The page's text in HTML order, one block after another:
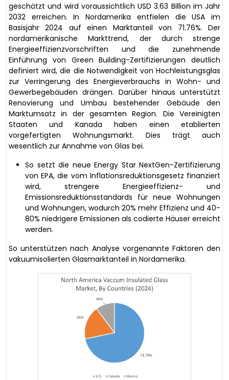
geschätzt und wird voraussichtlich USD 3.63 Billion im Jahr
2032 erreichen. In Nordamerika entfielen die USA im
Basisjahr 2024 auf einen Marktanteil von 71.76%. Der
nordamerikanische Markttrend, der durch strenge
Energieeffizienzvorschriften und die zunehmende
Einführung von Green Building-Zertifizierungen deutlich
definiert wird, die die Notwendigkeit von Hochleistungsglas
zur Verringerung des Energieverbrauchs in Wohn- und
Gewerbegebäuden drängen. Darüber hinaus unterstützt
Renovierung und Umbau bestehender Gebäude den
Marktumsatz in der gesamten Region. Die Vereinigten
Staaten und Kanada haben einen etablierten
vorgefertigten Wohnungsmarkt. Dies trägt auch
wesentlich zur Annahme von Glas bei.
So setzt die neue Energy Star NextGen-Zertifizierung
von EPA, die vom Inflationsreduktionsgesetz finanziert
wird, strengere Energieeffizienz- und
Emissionsreduktionsstandards für neue Wohnungen
und Wohnungen, wodurch 20% mehr Effizienz und 40-
80% niedrigere Emissionen als codierte Häuser erreicht
werden.
So unterstützen nach Analyse vorgenannte Faktoren den
vakuumisolierten Glasmarktanteil in Nordamerika.